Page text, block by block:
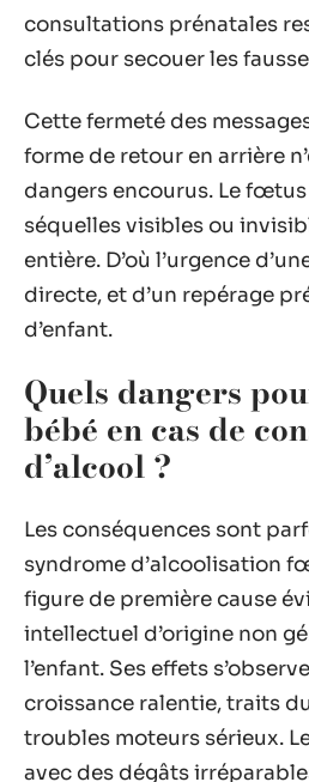
consultations prénatales
clés pour secouer les
Cette fermeté des
forme de retour en arrière
dangers encourus. Le
séquelles visibles ou
entière. D’où l’urgence
directe, et d’un repérage
d’enfant.
Quels dangers
bébé en cas de
d’alcool ?
Les conséquences sont
syndrome d’alcoolisation
figure de première cause
intellectuel d’origine non
l’enfant. Ses effets
croissance ralentie, traits
troubles moteurs sérieux.
avec des dégâts